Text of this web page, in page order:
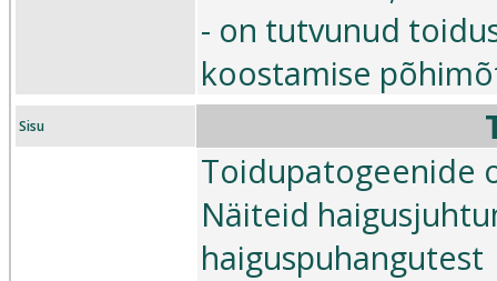
- on tutvunud
koostamise
Sisu
Toidupatogeenide
Näiteid
haiguspuhangutest